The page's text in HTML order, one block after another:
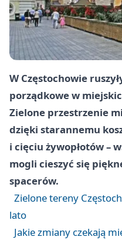
W Częstochowie
porządkowe w
Zielone przestrzenie
dzięki starannemu
i cięciu żywopłotów –
mogli cieszyć się
spacerów.
Zielone tereny
lato
Jakie zmiany czekają